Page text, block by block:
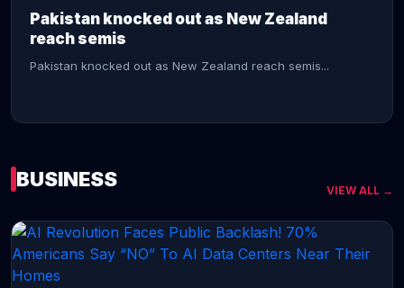
Pakistan knocked out as New Zealand
reach semis
Pakistan knocked out as New Zealand reach semis...
CONTINUE READING →
BUSINESS VIEW ALL →